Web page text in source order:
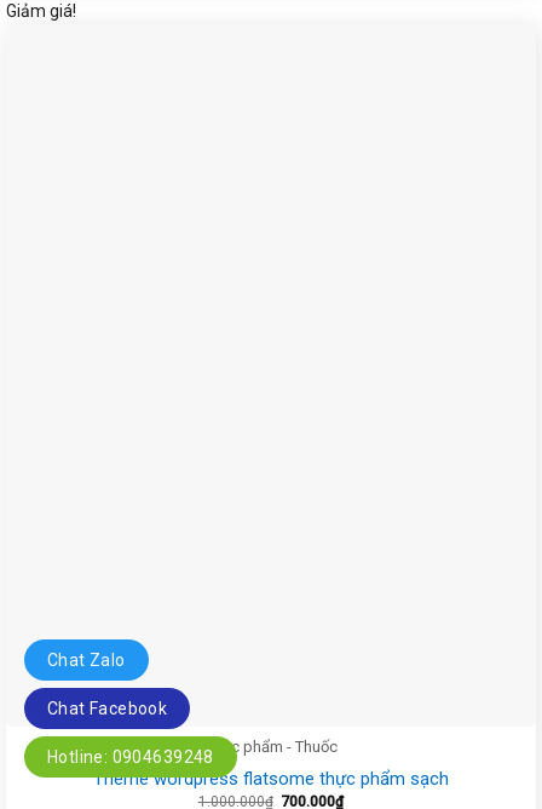
Giảm giá!
Thực phẩm - Thuốc
Theme wordpress flatsome thực phẩm sạch
1.000.000₫ Giá
700.000₫Giá
Chat Zalo
Chat Facebook
Hotline: 0904639248